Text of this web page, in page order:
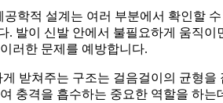
공학적 설계는 여러 부분에서 확인할
. 발이 신발 안에서 불필요하게 움직
러한 문제를 예방합니다.
받쳐주는 구조는 걸음걸이의 균형
충격을 흡수하는 중요한 역할을 하